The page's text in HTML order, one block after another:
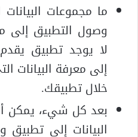
ما مجموعات
وصول التطبيق إلى
لا يوجد تطبيق
إلى معرفة
خلال تطبيقك.
بعد كل شيء، يمكن
البيانات إلى